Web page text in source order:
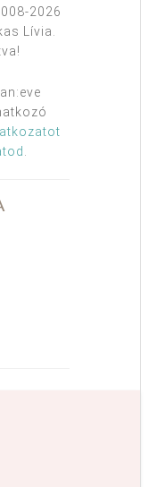
2026
Lívia.